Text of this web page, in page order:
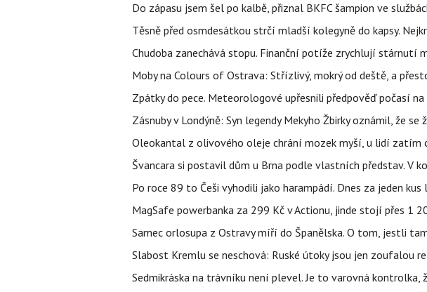
Do zápasu jsem šel po kalbě, přiznal BKFC šampion ve
Těsně před osmdesátkou strčí mladší kolegyně do kapsy.
Chudoba zanechává stopu. Finanční potíže zrychlují stárnutí
Moby na Colours of Ostrava: Střízlivý, mokrý od deště, a
Zpátky do pece. Meteorologové upřesnili předpověď počasí
Zásnuby v Londýně: Syn legendy Mekyho Žbirky oznámil, že se
Oleokantal z olivového oleje chrání mozek myší, u lidí zatím
Švancara si postavil dům u Brna podle vlastních představ. V
Po roce 89 to Češi vyhodili jako harampádí. Dnes za jeden
MagSafe powerbanka za 299 Kč v Actionu, jinde stojí přes 1
Samec orlosupa z Ostravy míří do Španělska. O tom, jestli
Slabost Kremlu se neschová: Ruské útoky jsou jen zoufalou
Sedmikráska na trávníku není plevel. Je to varovná